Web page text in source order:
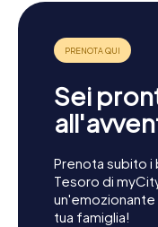
Sei
Prenota subito i
Tesoro di
un'emozionante
tua famiglia!